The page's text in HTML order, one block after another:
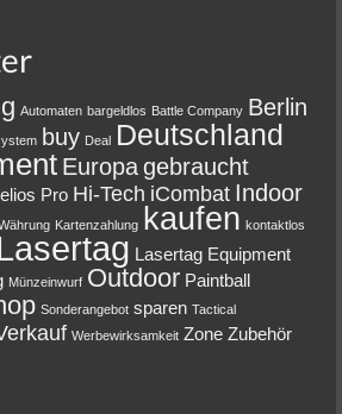
Automaten bargeldlos Battle Company Berlin
buy Deal Deutschland
Europagebraucht
Pro Hi-Tech iCombat Indoor
Kartenzahlung kaufen kontaktlos
Lasertag Equipment
Münzeinwurf Outdoor Paintball
Sonderangebot sparen Tactical
Werbewirksamkeit Zone Zubehör